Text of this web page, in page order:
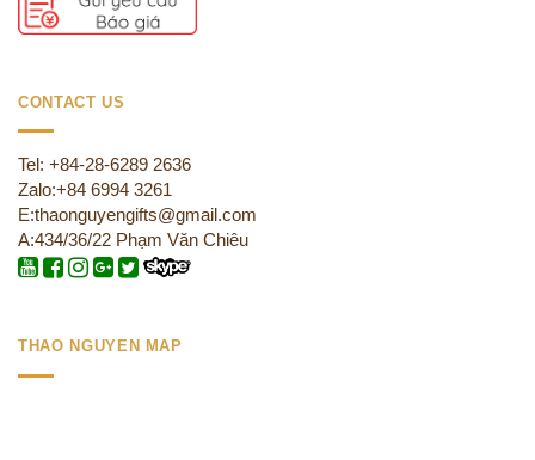
CONTACT US
Tel: +84-28-6289 2636
Zalo:+84 6994 3261
E:thaonguyengifts@gmail.com
A:434/36/22 Phạm Văn Chiêu
THAO NGUYEN MAP